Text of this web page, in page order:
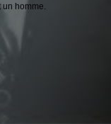
homme.